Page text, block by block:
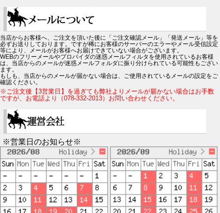
当店からお客様へ、ご注文を頂いた後に「ご注文確認メール」「発送メール」等を
必ずお送りしております。ですが稀にお客様のサーバーのエラーやメール受信設定
等により、メールがお客様へお届けできていない場合がございます。
WEBのフリーメールやプロバイダの迷惑メールフィルタを使用されているお客様
は、当店からのメールが迷惑メールフォルダに振り分けられている可能性もござい
ます。
もしも、当店からのメールが届かない場合は、ご使用されているメールの設定をご
確認ください。
※ご注文後【3営業日】を過ぎても弊社よりメールが届かない場合はお手数
ですが、お電話より（078-332-2013）お問い合わせください。
※営業日のお知らせ※